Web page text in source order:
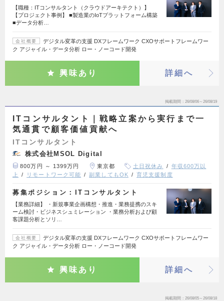
【職種：ITコンサルタント（クラウドアーキテクト）】
【プロジェクト事例】 ■製造業のIoTプラットフォーム構築
■データ分析…
会社概要
デジタル変革の支援 DXフレームワーク CXOサポートフレームワー
ク アジャイル・データ分析 ロー・ノーコード開発
興味あり 詳細へ
掲載期間 26/08/06～26/08/19
ITコンサルタント｜戦略立案から実行まで一
気通貫で顧客価値貢献へ
ITコンサルタント
株式会社MSOL Digital
800万円 ～ 1399万円 東京都 土日祝休み
年収600万以
上
リモートワーク可能 副業してもOK 育児支援制度
募集ポジション：ITコンサルタント
【業務詳細】 ・新規事業企画構想・推進・業務提携のスキ
ーム検討・ビジネスシュミレーション ・業務分析および顧
客課題分析とソリ…
会社概要
デジタル変革の支援 DXフレームワーク CXOサポートフレームワー
ク アジャイル・データ分析 ロー・ノーコード開発
興味あり 詳細へ
掲載期間 26/08/05～26/08/18